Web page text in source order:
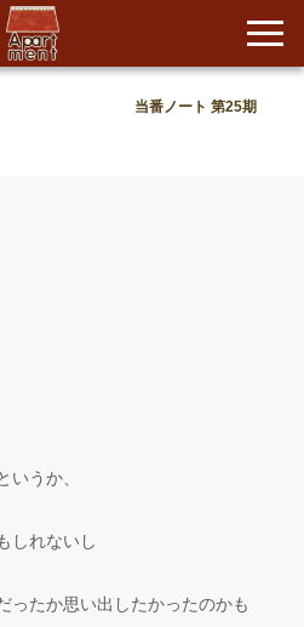
ントについて
について
当番ノート 第25期
いうか、
しれないし
ったか思い出したかったのかも